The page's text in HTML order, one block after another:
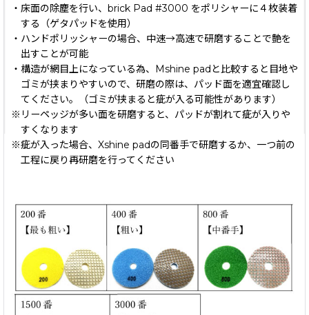
・床面の除塵を行い、brick Pad #3000 をポリシャーに４枚装着
する（ゲタパッドを使用）
・ハンドポリッシャーの場合、中速→高速で研磨することで艶を
出すことが可能
・構造が網目上になっている為、Mshine padと比較すると目地や
ゴミが挟まりやすいので、研磨の際は、パッド面を適宜確認し
てください。（ゴミが挟まると疵が入る可能性があります）
※リーペッジが多い面を研磨すると、パッドが割れて疵が入りや
すくなります
※疵が入った場合、Xshine padの同番手で研磨するか、一つ前の
工程に戻り再研磨を行ってください